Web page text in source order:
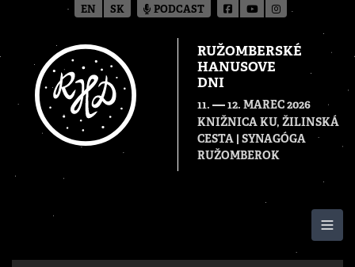
RUŽOMBERSKÉ
HANUSOVE
DNI
11. — 12. MAREC 2026
KNIŽNICA KU, ŽILINSKÁ
CESTA | SYNAGÓGA
RUŽOMBEROK
EN SK PODCAST